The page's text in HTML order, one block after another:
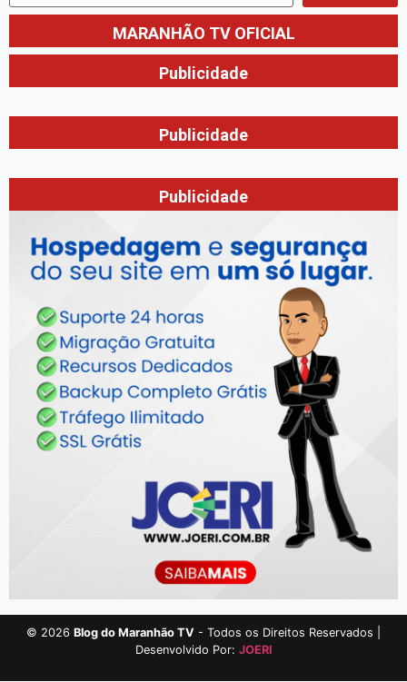
MARANHÃO TV OFICIAL
Publicidade
Publicidade
Publicidade
© 2026 Blog do Maranhão TV - Todos os Direitos Reservados |
Desenvolvido Por: JOERI